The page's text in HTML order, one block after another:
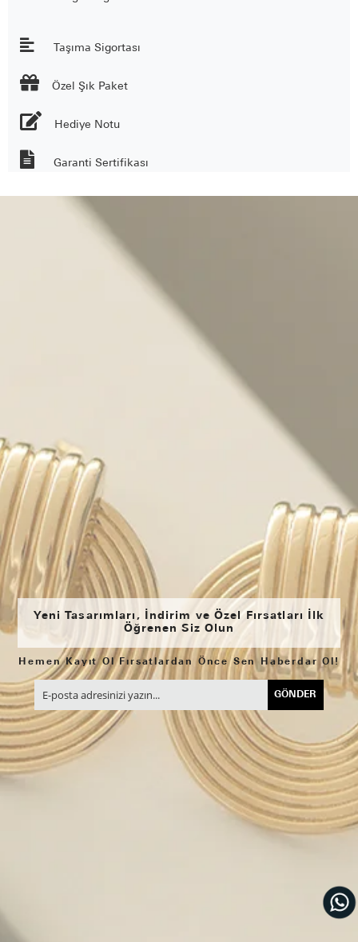
Taşıma Sigortası
 Özel Şık Paket
Hediye Notu
Garanti Sertifikası
Yeni Tasarımları, İndirim ve Özel Fırsatları İlk
Öğrenen Siz Olun
Hemen Kayıt Ol Fırsatlardan Önce Sen Haberdar Ol!
GÖNDER